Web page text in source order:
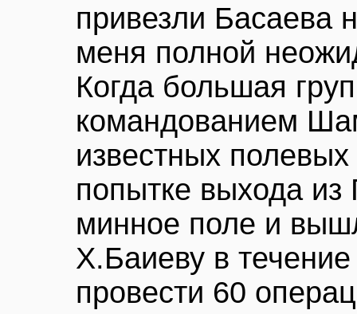
привезли Басаева
меня полной
Когда большая
командованием
известных
попытке выхода из
минное поле и
Х.Баиеву в
провести 60